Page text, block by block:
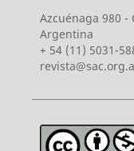
Azcuénaga 980 -
Argentina
+ 54 (11) 5031-